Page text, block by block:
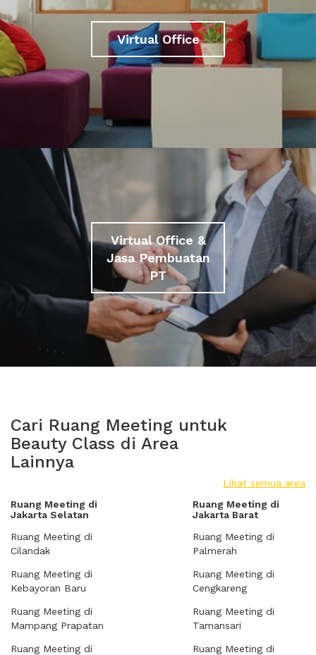
Virtual Office
Virtual Office &
Jasa Pembuatan
PT
Cari Ruang Meeting untuk
Beauty Class di Area
Lainnya
Lihat semua area
Ruang Meeting di
Jakarta Selatan
Ruang Meeting di
Cilandak
Ruang Meeting di
Kebayoran Baru
Ruang Meeting di
Mampang Prapatan
Ruang Meeting di
Ruang Meeting di
Jakarta Barat
Ruang Meeting di
Palmerah
Ruang Meeting di
Cengkareng
Ruang Meeting di
Tamansari
Ruang Meeting di